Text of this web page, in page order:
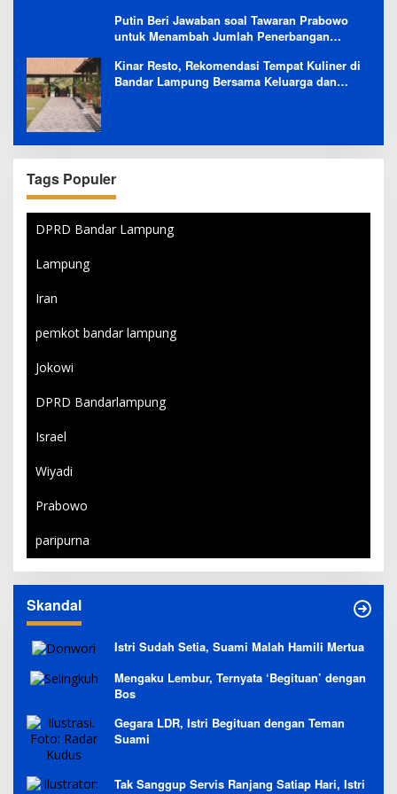
Putin Beri Jawaban soal Tawaran Prabowo
untuk Menambah Jumlah Penerbangan
Kinar Resto, Rekomendasi Tempat Kuliner di
Bandar Lampung Bersama Keluarga dan
Tags Populer
DPRD Bandar Lampung
Lampung
Iran
pemkot bandar lampung
Jokowi
DPRD Bandarlampung
Israel
Wiyadi
Prabowo
paripurna
Skandal
Istri Sudah Setia, Suami Malah Hamili Mertua
Mengaku Lembur, Ternyata ‘Begituan’ dengan
Bos
Gegara LDR, Istri Begituan dengan Teman
Suami
Tak Sanggup Servis Ranjang Satiap Hari, Istri